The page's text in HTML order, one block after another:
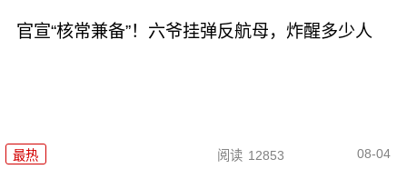
官宣“核常兼备”！六爷挂弹反航母，炸醒多少人
最热 阅读 12853 08-04